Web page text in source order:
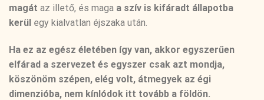
magát az illető, és maga a szív is kifáradt állapotba
kerül egy kialvatlan éjszaka után.
Ha ez az egész életében így van, akkor egyszerűen
elfárad a szervezet és egyszer csak azt mondja,
köszönöm szépen, elég volt, átmegyek az égi
dimenzióba, nem kínlódok itt tovább a földön.